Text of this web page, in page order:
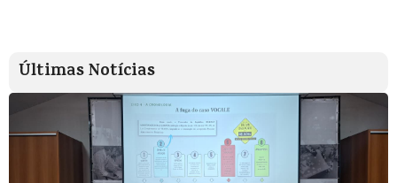
Últimas Notícias